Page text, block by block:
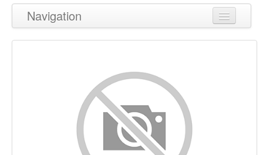
Navigation
Zurück zum Seitenanfang
Suchbegriffe
Benutzerfreundlichkeit